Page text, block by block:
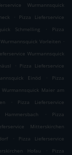
Wurmannsquick
.
Pizza Lieferservice
Schmelling .
Pizza
Vorleiten .
Wurmannsquick
. Pizza Lieferservice
Einöd .
Pizza
Wurmannsquick Maier am
.
Pizza Lieferservice
.
Pizza
Mitterskirchen
.
Pizza Lieferservice
Hofau .
Pizza